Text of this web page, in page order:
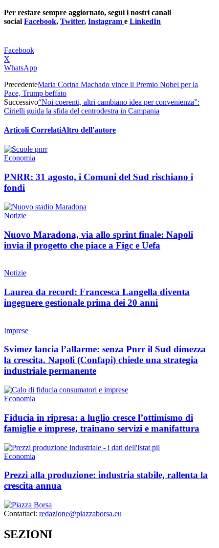
Per restare sempre aggiornato, segui i nostri canali
social Facebook, Twitter, Instagram e LinkedIn
Facebook
X
WhatsApp
PrecedenteMaria Corina Machado vince il Premio Nobel per la
Pace, Trump beffato
Successivo“Noi coerenti, altri cambiano idea per convenienza”:
Cirielli guida la sfida del centrodestra in Campania
Articoli CorrelatiAltro dell'autore
Economia
PNRR: 31 agosto, i Comuni del Sud rischiano i
fondi
Notizie
Nuovo Maradona, via allo sprint finale: Napoli
invia il progetto che piace a Figc e Uefa
Notizie
Laurea da record: Francesca Langella diventa
ingegnere gestionale prima dei 20 anni
Imprese
Svimez lancia l’allarme: senza Pnrr il Sud dimezza
la crescita. Napoli (Confapi) chiede una strategia
industriale permanente
Economia
Fiducia in ripresa: a luglio cresce l’ottimismo di
famiglie e imprese, trainano servizi e manifattura
Economia
Prezzi alla produzione: industria stabile, rallenta la
crescita annua
Contattaci: redazione@piazzaborsa.eu
SEZIONI